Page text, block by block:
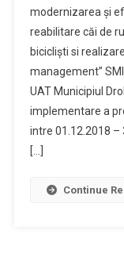
modernizarea și
reabilitare căi de
bicicliști si
management”
UAT Municipiul
implementare a
intre 01.12.2018 –
[…]
Continue